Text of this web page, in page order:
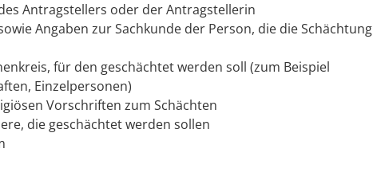
Antragstellers oder der Antragstellerin
Angaben zur Sachkunde der Person, die die Schächtung
für den geschächtet werden soll (zum Beispiel
Einzelpersonen)
Vorschriften zum Schächten
die geschächtet werden sollen